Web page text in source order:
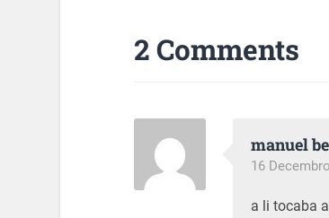
2 Comments
manuel
16
a li tocaba